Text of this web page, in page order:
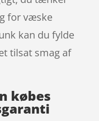
for væske
kan du fylde
tilsat smag af
købes